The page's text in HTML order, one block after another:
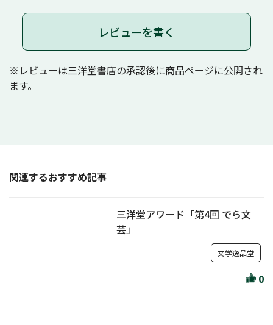
レビューを書く
※レビューは三洋堂書店の承認後に商品ページに公開され
ます。
関連するおすすめ記事
三洋堂アワード「第4回 でら文
芸」
文学逸品堂
0